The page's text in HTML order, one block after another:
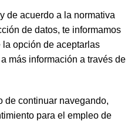
de acuerdo a la normativa
de datos, te informamos
opción de aceptarlas
más información a través de
de continuar navegando,
para el empleo de